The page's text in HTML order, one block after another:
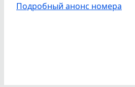
Подробный анонс номера